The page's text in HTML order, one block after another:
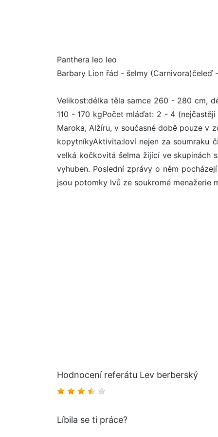
Panthera leo leo
Barbary Lion řád - šelmy (Carnivora)čeleď
Velikost:délka těla samce 260 - 280 cm,
110 - 170 kgPočet mláďat: 2 - 4
Maroka, Alžíru, v současné době pouze v
kopytníkyAktivita:loví nejen za soumraku
velká kočkovitá šelma žijící ve skupinách
vyhuben. Poslední zprávy o něm
jsou potomky lvů ze soukromé menažerie
Hodnocení referátu Lev berberský
Líbila se ti práce?